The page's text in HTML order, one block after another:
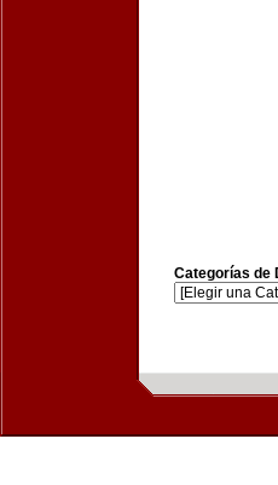
Categorías de